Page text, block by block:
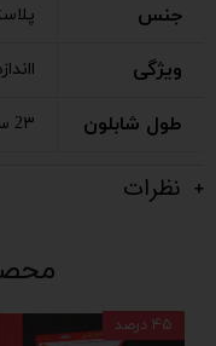
جنس
ویژگی
طول شابلون 2۳ سانت
نظرات
۴۵ درصد